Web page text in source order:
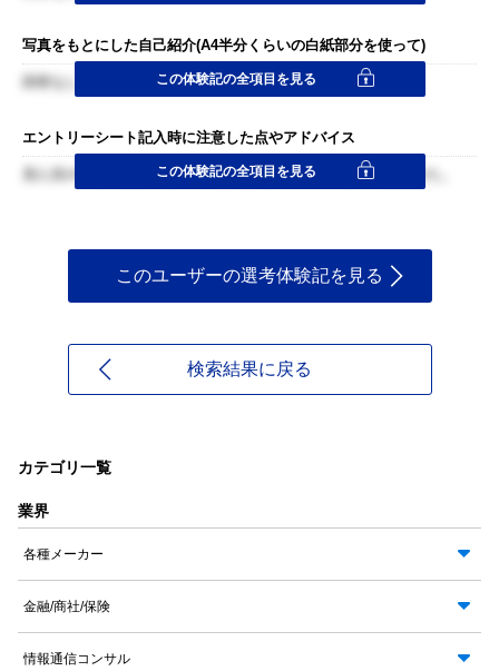
写真をもとにした自己紹介(A4半分くらいの白紙部分を使って)
この体験記の全項目を見る
エントリーシート記入時に注意した点やアドバイス
見た目の印象に残る写真づかいや、わかりやすい文章を心掛けた。
この体験記の全項目を見る
このユーザーの選考体験記を見る
検索結果に戻る
カテゴリ一覧
業界
各種メーカー
金融/商社/保険
情報通信コンサル